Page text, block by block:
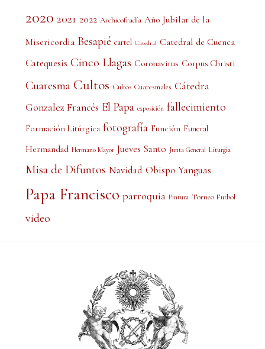
2020 2021 2022 Archicofradía Año Jubilar de la
Misericordia Besapié cartel Catedral Catedral de Cuenca
Catequesis Cinco Llagas Coronavirus Corpus Christi
Cuaresma Cultos Cultos Cuaresmales Cátedra
Gonzalez Francés El Papa exposición fallecimiento
Formación Litúrgica fotografía Función Funeral
Hermandad Hermano Mayor Jueves Santo Junta General Liturgia
Misa de Difuntos Navidad Obispo Yanguas
Papa Francisco parroquia Pintura Torneo Futbol
video